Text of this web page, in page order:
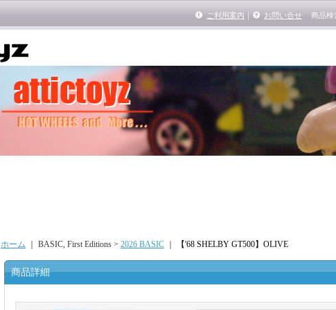
ご利用案内 ｜ お問い合せ 商品検
ホーム ｜ BASIC, First Editions > 2026 BASIC 【'68 SHELBY GT500】OLIVE
商品詳細